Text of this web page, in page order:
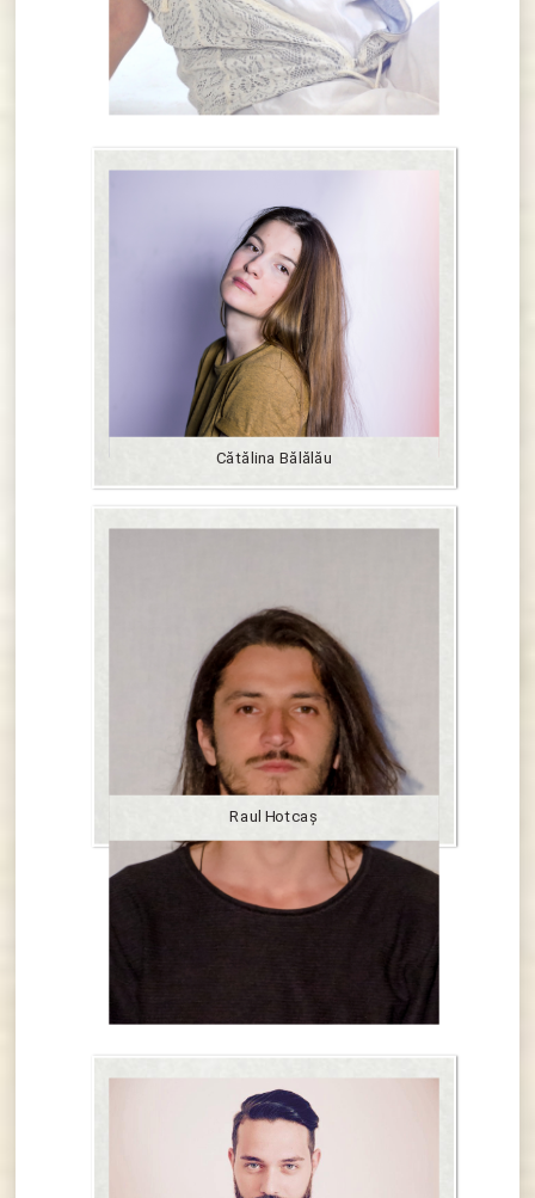
Cătălina Bălălău
Raul Hotcaş